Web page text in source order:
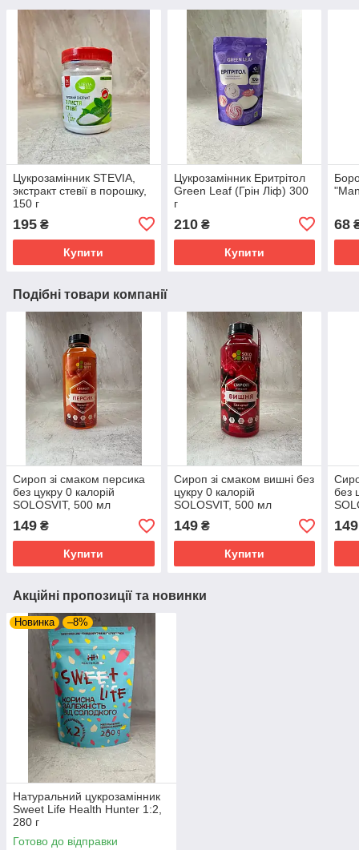
Цукрозамінник STEVIA,
экстракт стевії в порошку,
150 г
195 ₴
Купити
Цукрозамінник Еритрітол
Green Leaf (Грін Ліф) 300
г
210₴
Купити
68
Подібні товари компанії
Сироп зі смаком персика
без цукру 0 калорій
SOLOSVIT, 500 мл
149 ₴
Купити
Сироп зі смаком вишні без
цукру 0 калорій
SOLOSVIT, 500 мл
149₴
Купити
без
149
Акційні пропозиції та новинки
Новинка –8%
Натуральний цукрозамінник
Sweet Life Health Hunter 1:2,
280 г
Готово до відправки